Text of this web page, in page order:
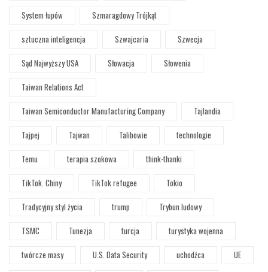
System łupów
Szmaragdowy Trójkąt
sztuczna inteligencja
Szwajcaria
Szwecja
Sąd Najwyższy USA
Słowacja
Słowenia
Taiwan Relations Act
Taiwan Semiconductor Manufacturing Company
Tajlandia
Tajpej
Tajwan Talibowie
technologie
Temu
terapia szokowa
think-thanki
TikTok. Chiny
TikTok refugee
Tokio
Tradycyjny styl życia
trump
Trybun ludowy
TSMC
Tunezja turcja
turystyka wojenna
twórcze masy
U.S. Data Security uchodźca
UE